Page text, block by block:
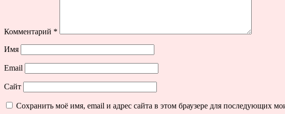
Комментарий *
Имя
Email
Сайт
Сохранить моё имя, email и адрес сайта в этом браузере для последующих